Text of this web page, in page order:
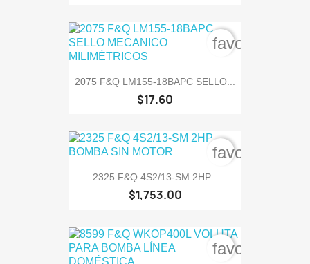
2075 F&Q LM155-18BAPC SELLO...
$17.60
2325 F&Q 4S2/13-SM 2HP...
$1,753.00